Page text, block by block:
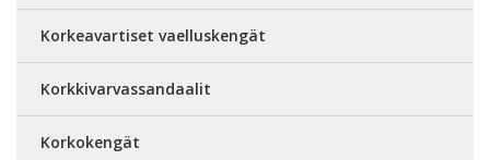
Korkeavartiset vaelluskengät
Korkkivarvassandaalit
Korkokengät